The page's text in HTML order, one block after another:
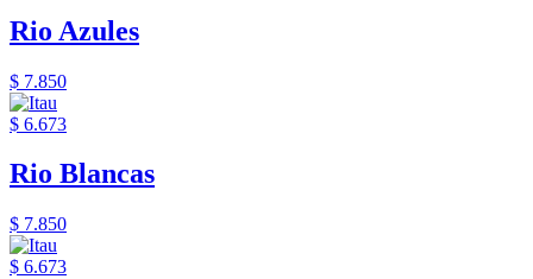
Rio Azules
$ 7.850
$ 6.673
Rio Blancas
$ 7.850
$ 6.673